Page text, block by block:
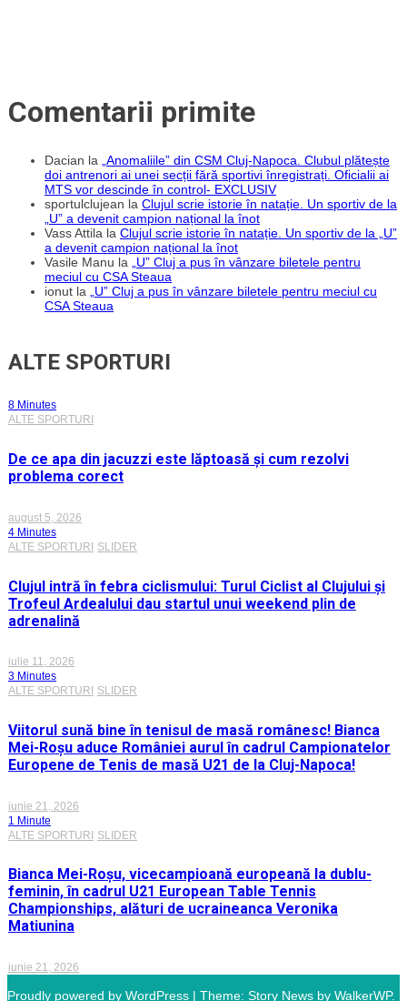
Comentarii primite
Dacian la „Anomaliile” din CSM Cluj-Napoca. Clubul plătește
doi antrenori ai unei secții fără sportivi înregistrați. Oficialii ai
MTS vor descinde în control- EXCLUSIV
sportulclujean la Clujul scrie istorie în natație. Un sportiv de la
„U” a devenit campion național la înot
Vass Attila la Clujul scrie istorie în natație. Un sportiv de la „U”
a devenit campion național la înot
Vasile Manu la „U” Cluj a pus în vânzare biletele pentru
meciul cu CSA Steaua
ionut la „U” Cluj a pus în vânzare biletele pentru meciul cu
CSA Steaua
ALTE SPORTURI
8 Minutes
ALTE SPORTURI
De ce apa din jacuzzi este lăptoasă și cum rezolvi
problema corect
august 5, 2026
4 Minutes
ALTE SPORTURI SLIDER
Clujul intră în febra ciclismului: Turul Ciclist al Clujului și
Trofeul Ardealului dau startul unui weekend plin de
adrenalină
iulie 11, 2026
3 Minutes
ALTE SPORTURI
SLIDER
Viitorul sună bine în tenisul de masă românesc! Bianca
Mei-Roșu aduce României aurul în cadrul Campionatelor
Europene de Tenis de masă U21 de la Cluj-Napoca!
iunie 21, 2026
1 Minute
ALTE SPORTURI SLIDER
Bianca Mei-Roșu, vicecampioană europeană la dublu-
feminin, în cadrul U21 European Table Tennis
Championships, alături de ucraineanca Veronika
Matiunina
iunie 21, 2026
Proudly powered by WordPress | Theme: Story News by WalkerWP.